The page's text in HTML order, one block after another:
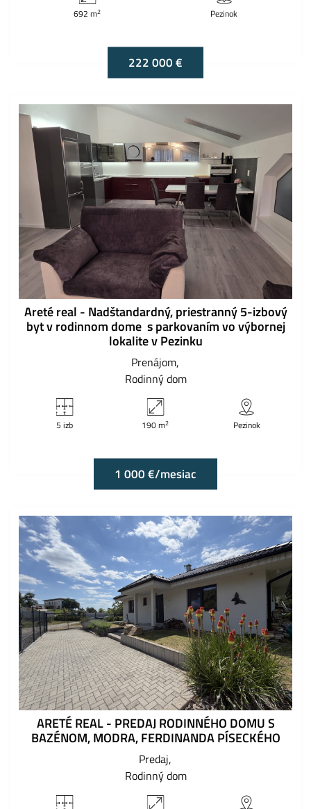
692 m2 Pezinok
222 000 €
Areté real - Nadštandardný, priestranný 5-izbový
byt v rodinnom dome s parkovaním vo výbornej
lokalite v Pezinku
Prenájom
Rodinný dom
5 izb 190 m2 Pezinok
1 000 €/mesiac
ARETÉ REAL - PREDAJ RODINNÉHO DOMU S
BAZÉNOM, MODRA, FERDINANDA PÍSECKÉHO
Predaj
Rodinný dom